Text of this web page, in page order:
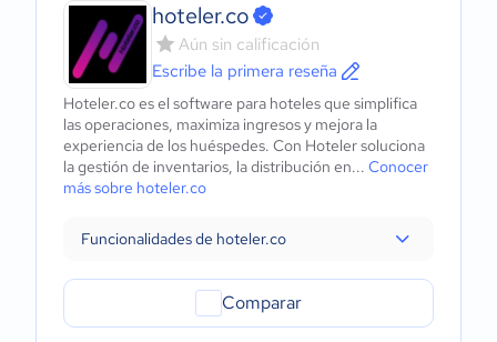
hoteler.co
Aún sin calificación
Escribe la primera reseña
Hoteler.co es el software para hoteles que simplifica
las operaciones, maximiza ingresos y mejora la
experiencia de los huéspedes. Con Hoteler soluciona
la gestión de inventarios, la distribución en... Conocer
más sobre hoteler.co
Funcionalidades de hoteler.co
Comparar